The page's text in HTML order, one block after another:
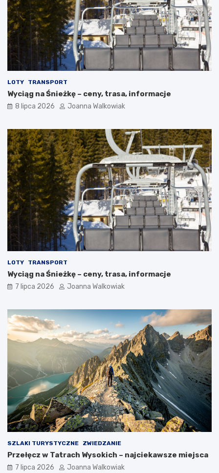
LOTY TRANSPORT
Wyciąg na Śnieżkę – ceny, trasa, informacje
8 lipca 2026 Joanna Walkowiak
LOTY TRANSPORT
Wyciąg na Śnieżkę – ceny, trasa, informacje
7 lipca 2026 Joanna Walkowiak
SZLAKI TURYSTYCZNE ZWIEDZANIE
Przełęcz w Tatrach Wysokich – najciekawsze miejsca
7 lipca 2026 Joanna Walkowiak